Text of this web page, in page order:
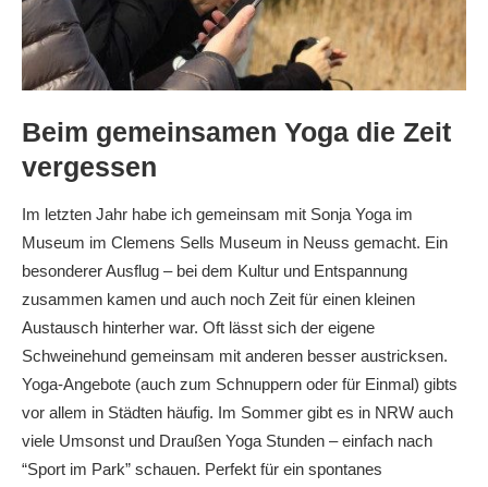
Beim gemeinsamen Yoga die Zeit
vergessen
Im letzten Jahr habe ich gemeinsam mit Sonja Yoga im
Museum im Clemens Sells Museum in Neuss gemacht. Ein
besonderer Ausflug – bei dem Kultur und Entspannung
zusammen kamen und auch noch Zeit für einen kleinen
Austausch hinterher war. Oft lässt sich der eigene
Schweinehund gemeinsam mit anderen besser austricksen.
Yoga-Angebote (auch zum Schnuppern oder für Einmal) gibts
vor allem in Städten häufig. Im Sommer gibt es in NRW auch
viele Umsonst und Draußen Yoga Stunden – einfach nach
“Sport im Park” schauen. Perfekt für ein spontanes